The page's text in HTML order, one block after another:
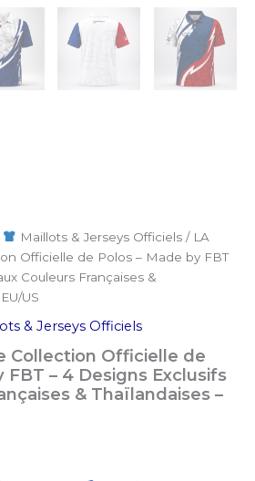
Maillots & Jerseys Officiels / LA
Officielle de Polos – Made by FBT
Couleurs Françaises &
US
& Jerseys Officiels
Collection Officielle de
FBT – 4 Designs Exclusifs
& Thaïlandaises –